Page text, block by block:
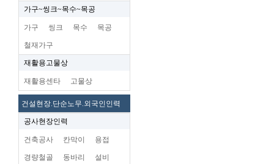
가구~씽크~목수~목공
가구 씽크 목수 목공
철재가구
재활용고물상
재활용센타 고물상
건설현장.단순노무.외국인인력
공사현장인력
건축공사 칸막이 용접
경량철골 동바리 설비